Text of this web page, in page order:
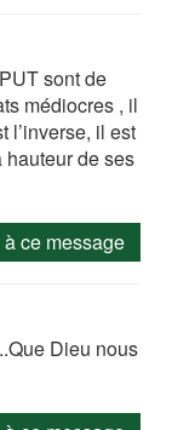
sont de
médiocres , il
l’inverse, il est
hauteur de ses
ce message
Dieu nous